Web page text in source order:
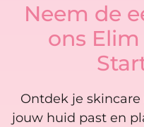
Neem de
ons
Ontdek je
jouw huid past en